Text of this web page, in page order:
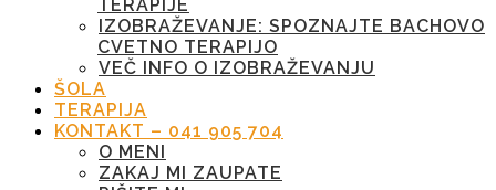
TERAPIJE
IZOBRAŽEVANJE: SPOZNAJTE BACHOVO
CVETNO TERAPIJO
VEČ INFO O IZOBRAŽEVANJU
ŠOLA
TERAPIJA
KONTAKT – 041 905 704
O MENI
ZAKAJ MI ZAUPATE